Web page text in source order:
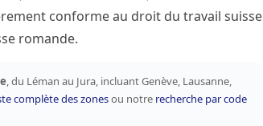
conforme au droit du travail suisse
romande.
, du Léman au Jura, incluant Genève, Lausanne,
complète des zonesou notre recherche par code